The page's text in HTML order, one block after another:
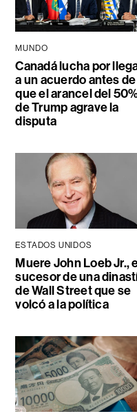
MUNDO
Canadá lucha por
a un acuerdo antes de
que el arancel del
de Trump agrave la
disputa
ESTADOS UNIDOS
Muere John Loeb Jr.,
sucesor de una
de Wall Street que se
volcó a la política